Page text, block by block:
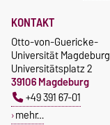
KONTAKT
Otto-von-Guericke-
Universität Magdeburg
Universitätsplatz 2
39106 Magdeburg
+49 391 67-01
mehr…